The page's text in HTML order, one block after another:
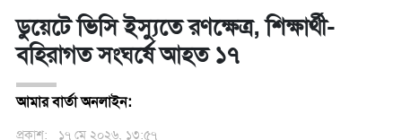
ডুয়েটে ভিসি ইস্যুতে রণক্ষেত্র, শিক্ষার্থী-
বহিরাগত সংঘর্ষে আহত ১৭
আমার বার্তা অনলাইন:
প্রকাশ:
১৭ মে ২০২৬, ১৩:৫৭